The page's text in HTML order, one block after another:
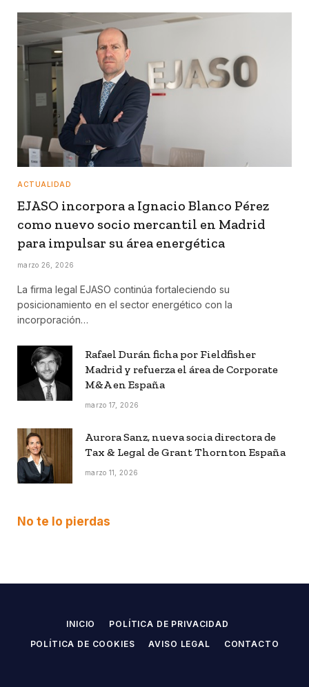
ACTUALIDAD
EJASO incorpora a Ignacio Blanco Pérez
como nuevo socio mercantil en Madrid
para impulsar su área energética
marzo 26, 2026
La firma legal EJASO continúa fortaleciendo su
posicionamiento en el sector energético con la
incorporación…
Rafael Durán ficha por Fieldfisher
Madrid y refuerza el área de Corporate
M&A en España
marzo 17, 2026
Aurora Sanz, nueva socia directora de
Tax & Legal de Grant Thornton España
marzo 11, 2026
No te lo pierdas
INICIO
POLÍTICA DE PRIVACIDAD
POLÍTICA DE COOKIES
AVISO LEGAL CONTACTO